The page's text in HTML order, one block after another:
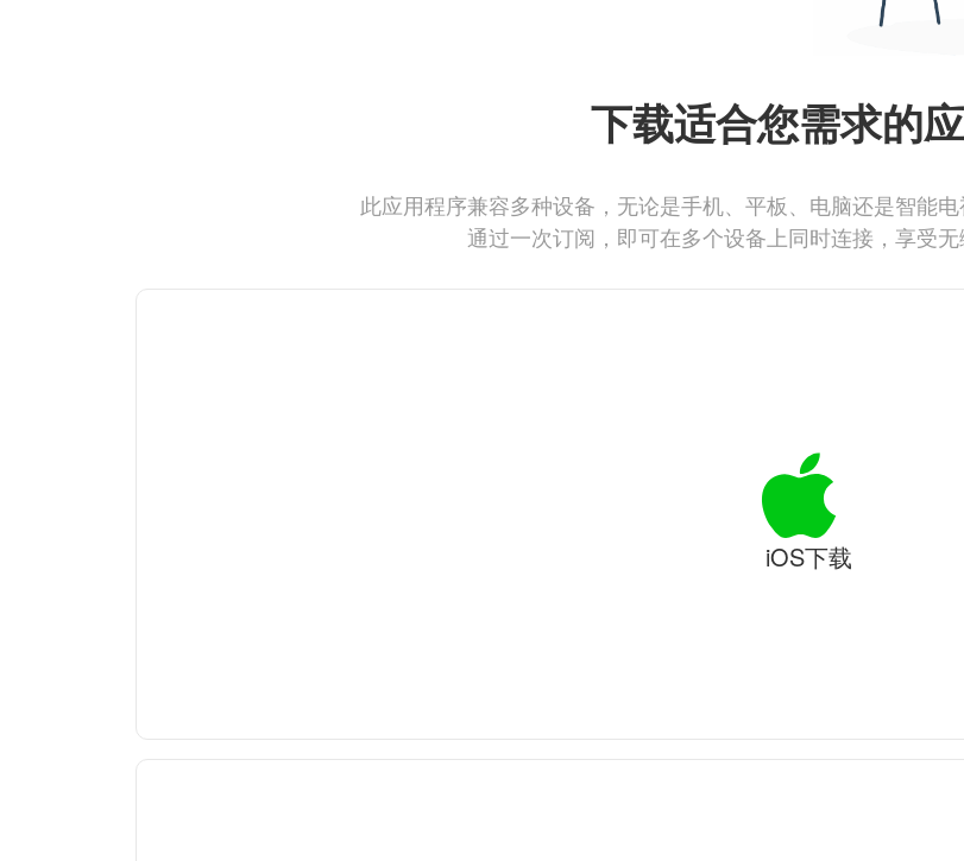
下载适合您需求的
此应用程序兼容多种设备，无论是手机、平板、电脑还是智能电
通过一次订阅，即可在多个设备上同时连接，享受无
iOS下载